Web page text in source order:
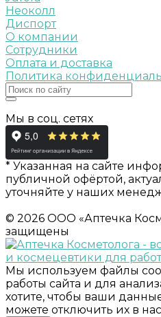
Неоколл
Диспорт
О компании
Сотрудники
Оплата и доставка
Политика
Мы в соц. сетях
* Указанная на сайте
публичной офёртой,
уточняйте у наших
© 2026 ООО «Аптечка
защищены
Мы используем файлы
работы сайта и для
хотите, чтобы ваши
можете отключить их в